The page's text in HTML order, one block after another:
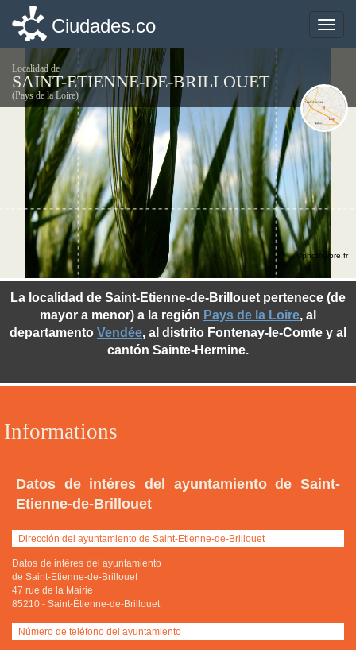
Toggle
Ciudades.co
Localidad de
SAINT-ETIENNE-DE-BRILLOUET
(Pays de la Loire)
Informations
Datos de intéres del ayuntamiento de Saint-
Etienne-de-Brillouet
Dirección del ayuntamiento de Saint-Etienne-de-Brillouet
Datos de intéres del ayuntamiento
de Saint-Etienne-de-Brillouet
47 rue de la Mairie
85210 - Saint-Étienne-de-Brillouet
Número de teléfono del ayuntamiento
La localidad de Saint-Etienne-de-Brillouet pertenece (de
mayor a menor) a la región Pays de la Loire, al
departamento Vendée, al distrito Fontenay-le-Comte y al
cantón Sainte-Hermine.
©photo-libre.fr
Toggle
Ciudades.co